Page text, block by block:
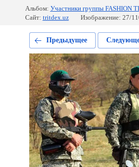
Альбом: Участники группы FASHION
Сайт: tritdex.uz Изображение: 27/
Предыдущее